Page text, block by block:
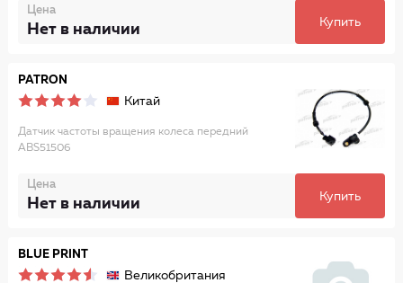
Цена
Нет в наличии Купить
PATRON
Китай
Датчик частоты вращения колеса передний
ABS51506
Цена
Нет в наличии Купить
BLUE PRINT
Великобритания